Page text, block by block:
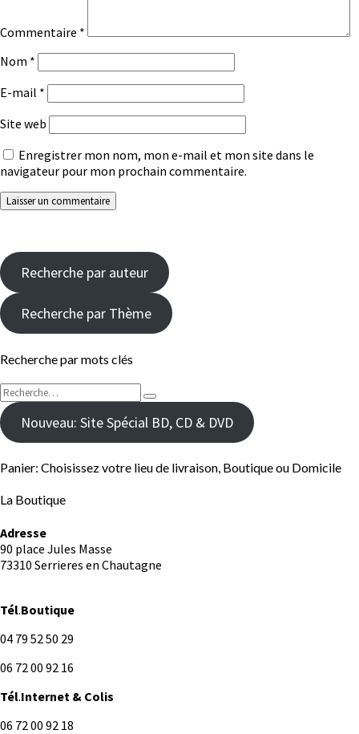
Commentaire *
Nom *
E-mail *
Site web
Enregistrer mon nom, mon e-mail et mon site dans le
navigateur pour mon prochain commentaire.
Recherche par auteur
Recherche par Thème
Recherche par mots clés
Rechercher :
Recherche
Nouveau: Site Spécial BD, CD & DVD
Panier: Choisissez votre lieu de livraison, Boutique ou Domicile
La Boutique
Adresse
90 place Jules Masse
73310 Serrieres en Chautagne
Tél.Boutique
04 79 52 50 29
06 72 00 92 16
Tél.Internet & Colis
06 72 00 92 18